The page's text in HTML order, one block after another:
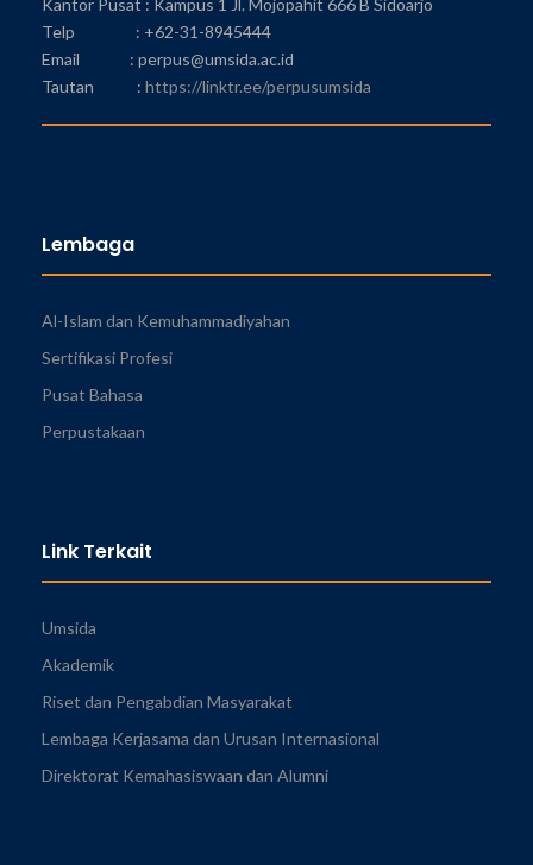
Kantor Pusat : Kampus 1 Jl. Mojopahit 666 B Sidoarjo
Telp : +62-31-8945444
Email : perpus@umsida.ac.id
Tautan : https://linktr.ee/perpusumsida
Lembaga
Al-Islam dan Kemuhammadiyahan
Sertifikasi Profesi
Pusat Bahasa
Perpustakaan
Link Terkait
Umsida
Akademik
Riset dan Pengabdian Masyarakat
Lembaga Kerjasama dan Urusan Internasional
Direktorat Kemahasiswaan dan Alumni